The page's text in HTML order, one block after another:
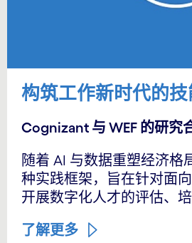
构筑工作新时代的技
Cognizant 与 WEF 的研究
随着 AI 与数据重塑经济格
种实践框架，旨在针对面向
开展数字化人才的评估、
了解更多